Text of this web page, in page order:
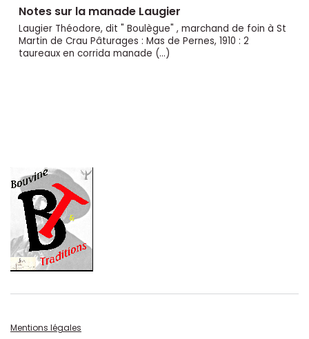
Notes sur la manade Laugier
Laugier Théodore, dit " Boulègue" , marchand de foin à St
Martin de Crau Pâturages : Mas de Pernes, 1910 : 2
taureaux en corrida manade (…)
Mentions légales